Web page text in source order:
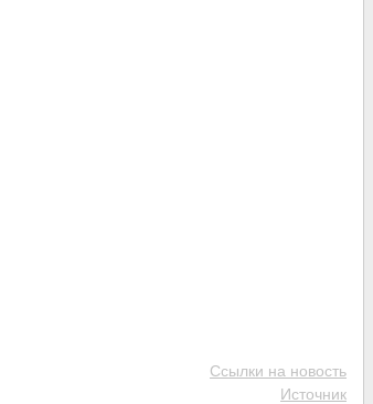
Ссылки на новость
Источник